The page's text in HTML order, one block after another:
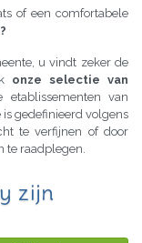
of een comfortabele
u vindt zeker de
onze selectie van
etablissementen van
is gedefinieerd volgens
te verfijnen of door
te raadplegen.
zijn